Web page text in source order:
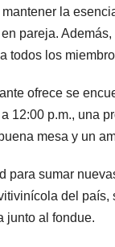
la
pareja.
todos los
ofrece se
12:00 p.m., una
mesa y un
para sumar
del
junto al fondue.